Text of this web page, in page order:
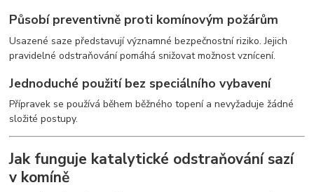
Působí preventivně proti komínovým požárům
Usazené saze představují významné bezpečnostní riziko. Jejich
pravidelné odstraňování pomáhá snižovat možnost vznícení.
Jednoduché použití bez speciálního vybavení
Přípravek se používá během běžného topení a nevyžaduje žádné
složité postupy.
Jak funguje katalytické odstraňování sazí
v komíně